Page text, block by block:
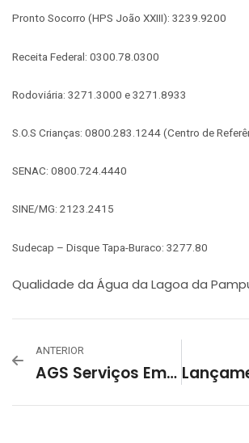
Pronto Socorro (HPS João XXIII): 3239.9200
Receita Federal: 0300.78.0300
Rodoviária: 3271.3000 e 3271.8933
S.O.S Crianças: 0800.283.1244 (Centro de
SENAC: 0800.724.4440
SINE/MG: 2123.2415
Sudecap – Disque Tapa-Buraco: 3277.80
Qualidade da Água da Lagoa da
ANTERIOR
AGS Serviços Em Altura – Excelência E Segurança Na Manutenção Predial De Alto Padrão